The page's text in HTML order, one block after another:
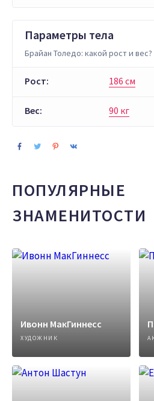
Параметры тела
Брайан Толедо: какой рост и вес?
Рост: 186 см
Вес: 90 кг
ПОПУЛЯРНЫЕ
ЗНАМЕНИТОСТИ
Ивонн МакГиннесс
ХУДОЖНИК